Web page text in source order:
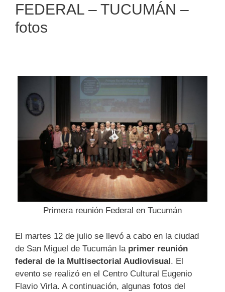
FEDERAL – TUCUMÁN –
fotos
Primera reunión Federal en Tucumán
El martes 12 de julio se llevó a cabo en la ciudad
de San Miguel de Tucumán la primer reunión
federal de la Multisectorial Audiovisual. El
evento se realizó en el Centro Cultural Eugenio
Flavio Virla. A continuación, algunas fotos del